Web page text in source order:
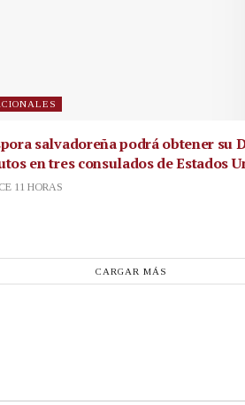
salvadoreña podrá obtener su
en tres consulados de Estados
11 HORAS
CARGAR MÁS